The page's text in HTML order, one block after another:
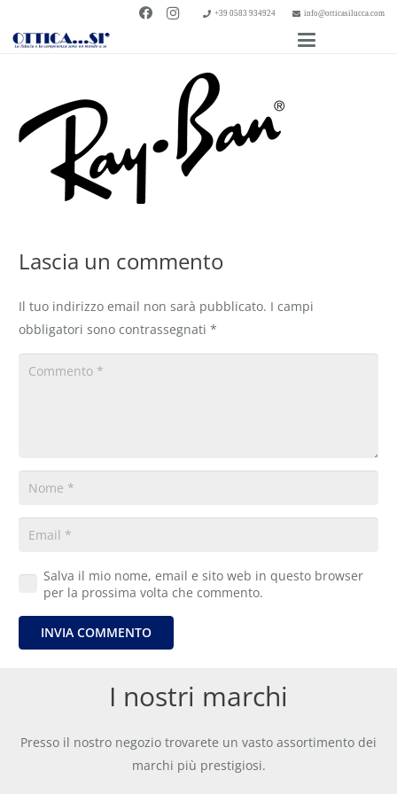
+39 0583 934924 info@otticasilucca.com
Lascia un commento
Il tuo indirizzo email non sarà pubblicato. I campi
obbligatori sono contrassegnati *
Salva il mio nome, email e sito web in questo browser
per la prossima volta che commento.
INVIA COMMENTO
I nostri marchi
Presso il nostro negozio trovarete un vasto assortimento dei
marchi più prestigiosi.